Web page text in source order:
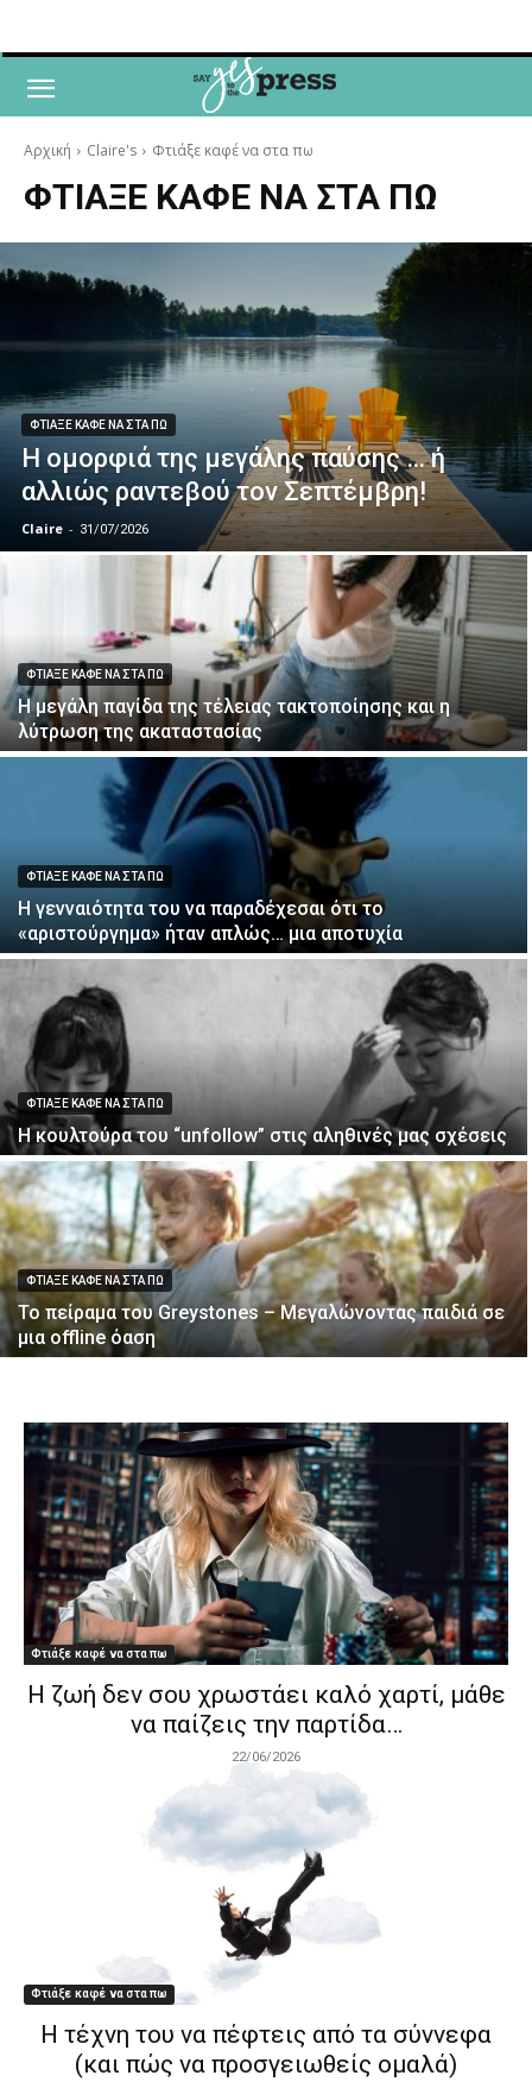
Αρχική Claire's Φτιάξε καφέ να στα πω
ΦΤΙΑΞΕ ΚΑΦΕ ΝΑ ΣΤΑ ΠΩ
ΦΤΙΑΞΕ ΚΑΦΕ ΝΑ ΣΤΑ ΠΩ
Η ομορφιά της μεγάλης παύσης … ή
αλλιώς ραντεβού τον Σεπτέμβρη!
Claire - 31/07/2026
ΦΤΙΑΞΕ ΚΑΦΕ ΝΑ ΣΤΑ ΠΩ
Η μεγάλη παγίδα της τέλειας τακτοποίησης και η
λύτρωση της ακαταστασίας
ΦΤΙΑΞΕ ΚΑΦΕ ΝΑ ΣΤΑ ΠΩ
Η γενναιότητα του να παραδέχεσαι ότι το
«αριστούργημα» ήταν απλώς… μια αποτυχία
ΦΤΙΑΞΕ ΚΑΦΕ ΝΑ ΣΤΑ ΠΩ
Η κουλτούρα του “unfollow” στις αληθινές μας σχέσεις
ΦΤΙΑΞΕ ΚΑΦΕ ΝΑ ΣΤΑ ΠΩ
Το πείραμα του Greystones – Μεγαλώνοντας παιδιά σε
μια offline όαση
Φτιάξε καφέ να στα πω
Η ζωή δεν σου χρωστάει καλό χαρτί, μάθε
να παίζεις την παρτίδα…
22/06/2026
Φτιάξε καφέ να στα πω
Η τέχνη του να πέφτεις από τα σύννεφα
(και πώς να προσγειωθείς ομαλά)